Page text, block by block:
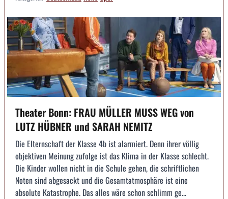
Theater Bonn: FRAU MÜLLER MUSS WEG von
LUTZ HÜBNER und SARAH NEMITZ
Die Elternschaft der Klasse 4b ist alarmiert. Denn ihrer völlig
objektiven Meinung zufolge ist das Klima in der Klasse schlecht.
Die Kinder wollen nicht in die Schule gehen, die schriftlichen
Noten sind abgesackt und die Gesamtatmosphäre ist eine
absolute Katastrophe. Das alles wäre schon schlimm ge...